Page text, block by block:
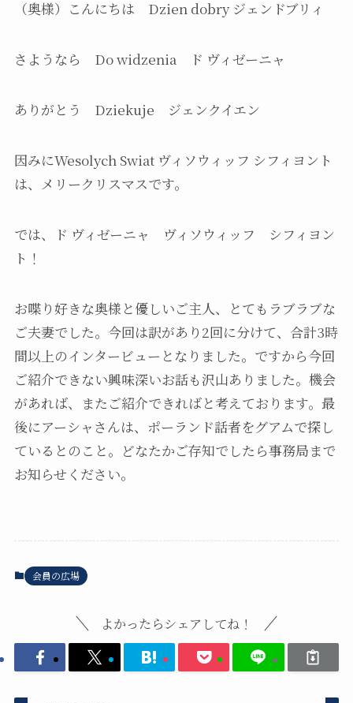
（奥様）こんにちは Dzien dobry ジェンドブリィ
さようなら Do widzenia ド ヴィゼーニャ
ありがとう Dziekuje ジェンクイエン
因みにWesolych Swiat ヴィソウィッフ シフィヨント
は、メリークリスマスです。
では、ド ヴィゼーニャ ヴィソウィッフ シフィヨン
ト！
お喋り好きな奥様と優しいご主人、とてもラブラブな
ご夫妻でした。今回は訳があり2回に分けて、合計3時
間以上のインタービューとなりました。ですから今回
ご紹介できない興味深いお話も沢山ありました。機会
があれば、またご紹介できればと考えております。最
後にアーシャさんは、ポーランド話者をグアムで探し
ているとのこと。どなたかご存知でしたら事務局まで
お知らせください。
会員の広場
よかったらシェアしてね！